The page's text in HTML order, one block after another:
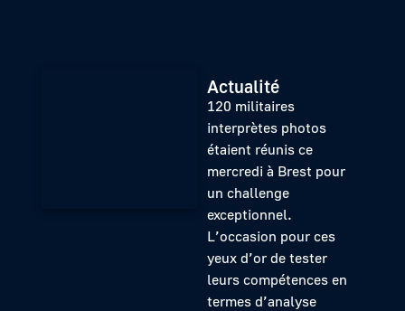
Actualité
120 militaires
interprètes photos
étaient réunis ce
mercredi à Brest pour
un challenge
exceptionnel.
L’occasion pour ces
yeux d’or de tester
leurs compétences en
termes d’analyse